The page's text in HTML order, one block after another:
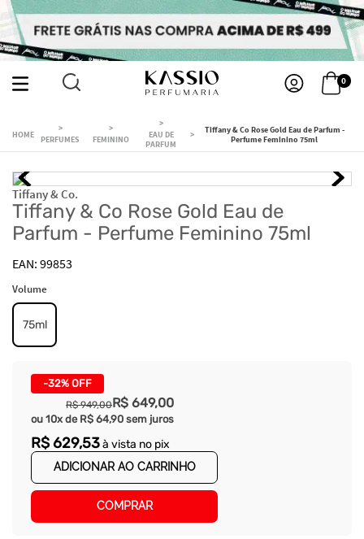
0
PERFUMES FEMININO
EAU DE
PARFUM
Tiffany & Co Rose Gold Eau de Parfum -
Perfume Feminino 75ml
Tiffany & Co.
Tiffany & Co Rose Gold Eau de
Parfum - Perfume Feminino 75ml
99853
Volume
75ml
-32% OFF
R$ 649,00
R$ 949,00
ou 10x de R$ 64,90 sem juros
R$629,53à vista no pix
ADICIONAR AO CARRINHO
COMPRAR